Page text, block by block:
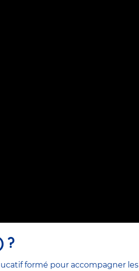
?
formé pour accompagner les